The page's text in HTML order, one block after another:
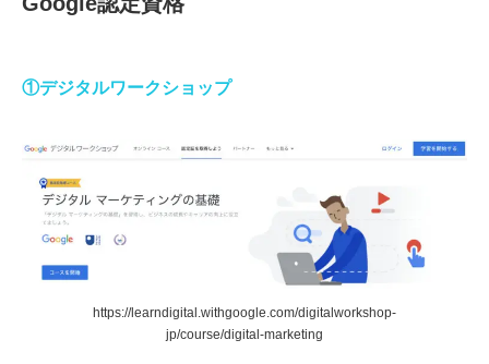
①デジタルワークショップ
https://learndigital.withgoogle.com/digitalworkshop-
jp/course/digital-marketing